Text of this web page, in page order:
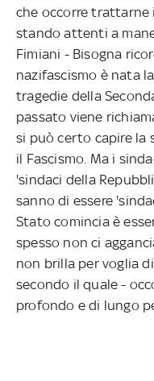
che occorre trattarne
stando attenti a
Fimiani - Bisogna
nazifascismo è nata
tragedie della
passato viene
si può certo capire la
il Fascismo. Ma i
'sindaci della
sanno di essere
Stato comincia è
spesso non ci
non brilla per voglia
secondo il quale -
profondo e di lungo